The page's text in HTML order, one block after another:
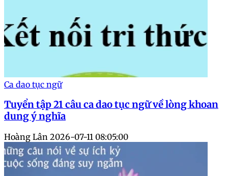
Ca dao tục ngữ
Tuyển tập 21 câu ca dao tục ngữ về lòng khoan
dung ý nghĩa
Hoàng Lân 2026-07-11 08:05:00